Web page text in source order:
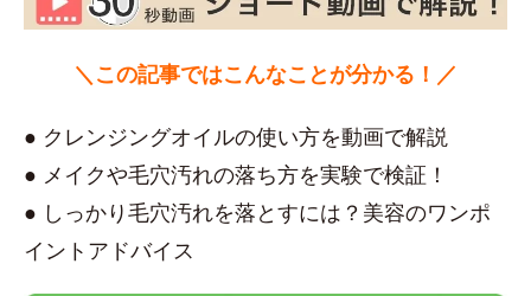
＼この記事ではこんなことが分かる！／
● クレンジングオイルの使い方を動画で解説
● メイクや毛穴汚れの落ち方を実験で検証！
● しっかり毛穴汚れを落とすには？美容のワンポ
イントアドバイス